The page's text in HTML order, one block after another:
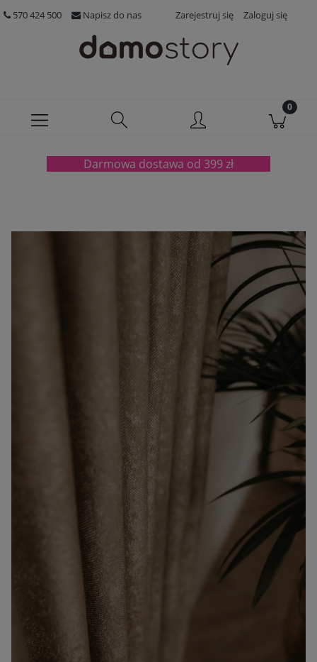
570 424 500 Napisz do nas Zarejestruj się Zaloguj się
Darmowa dostawa od 399 zł